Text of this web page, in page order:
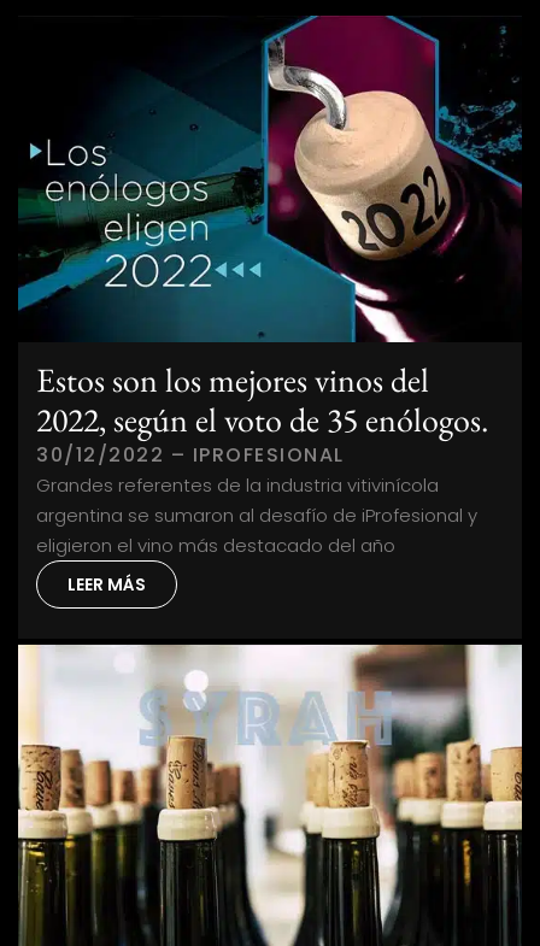
Estos son los mejores vinos del
2022, según el voto de 35 enólogos.
30/12/2022 – IPROFESIONAL
Grandes referentes de la industria vitivinícola
argentina se sumaron al desafío de iProfesional y
eligieron el vino más destacado del año
LEER MÁS